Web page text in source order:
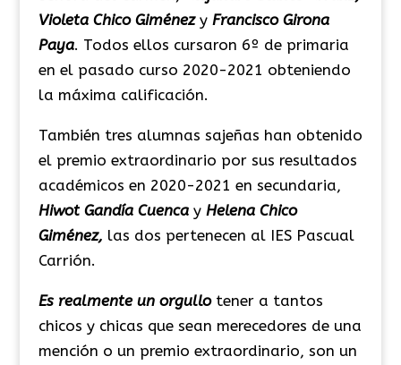
Violeta Chico Giménezy Francisco Girona
Paya. Todos ellos cursaron 6º de primaria
en el pasado curso 2020-2021 obteniendo
la máxima calificación.
También tres alumnas sajeñas han obtenido
el premio extraordinario por sus resultados
académicos en 2020-2021 en secundaria,
Hiwot Gandía Cuenca y Helena Chico
Giménez, las dos pertenecen al IES Pascual
Carrión.
Es realmente un orgullotener a tantos
chicos y chicas que sean merecedores de una
mención o un premio extraordinario, son un